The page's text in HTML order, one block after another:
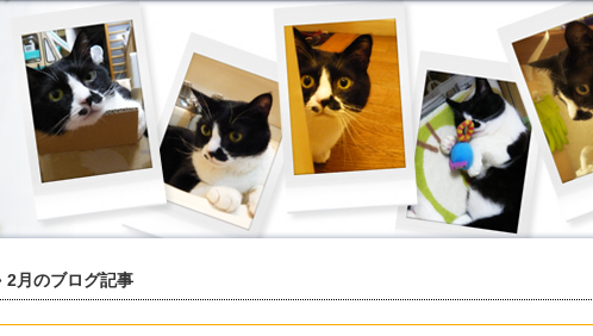
2月 のブログ記事